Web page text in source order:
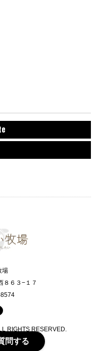
場
８６３−１７
RIGHTS RESERVED.
問する